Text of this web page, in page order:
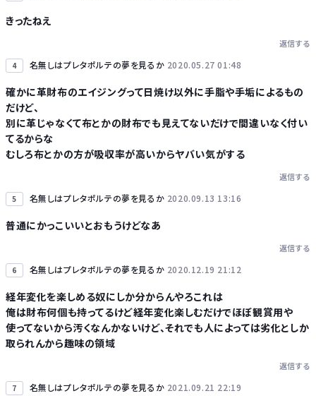
きったねえ
返信する
4 名無しはプレタポルテの夢を見るか 2020.05.27 01:48
確かに革財布のエイジングって日焼け以外に手脂や手垢によるもの
だけど、
別に革じゃなくて布とかの財布でも見えてないだけで間違いなく付い
てるからな
むしろ布とかの方が吸収率が高いからヤバい気がする
返信する
5 名無しはプレタポルテの夢を見るか 2020.09.13 13:16
普通にかっこいいとおもうけどなあ
返信する
6 名無しはプレタポルテの夢を見るか 2020.12.19 21:12
経年変化を楽しめる奴にしか分からんやろこれは
俺は財布何個も持ってるけど経年変化楽しむだけでほぼ観賞用や
使ってないから汚くなんかないけど、それでも人によっては劣化としか
取られんから趣味の領域
返信する
7 名無しはプレタポルテの夢を見るか 2021.09.21 22:19